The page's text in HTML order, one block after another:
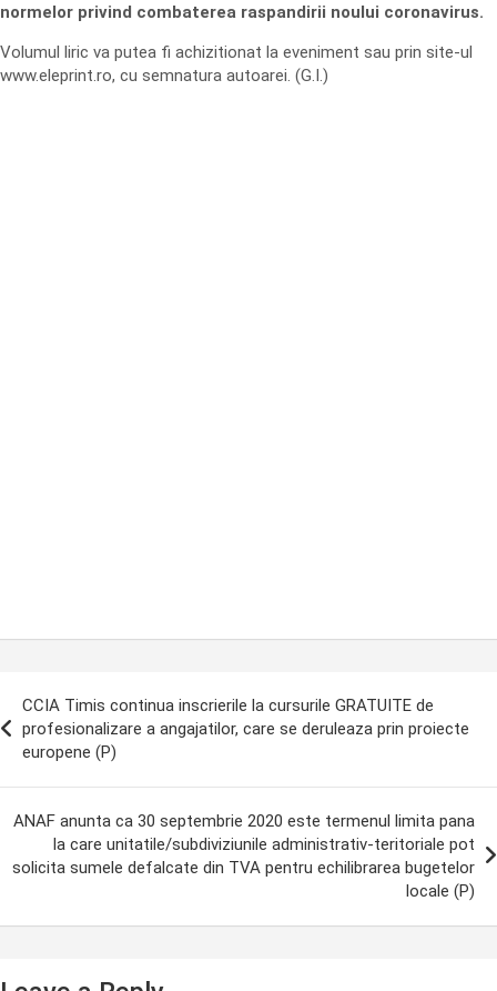
normelor privind combaterea raspandirii noului coronavirus.
Volumul liric va putea fi achizitionat la eveniment sau prin site-ul
www.eleprint.ro, cu semnatura autoarei. (G.I.)
CCIA Timis continua inscrierile la cursurile GRATUITE de
profesionalizare a angajatilor, care se deruleaza prin proiecte
europene (P)
ANAF anunta ca 30 septembrie 2020 este termenul limita pana
la care unitatile/subdiviziunile administrativ-teritoriale pot
solicita sumele defalcate din TVA pentru echilibrarea bugetelor
locale (P)